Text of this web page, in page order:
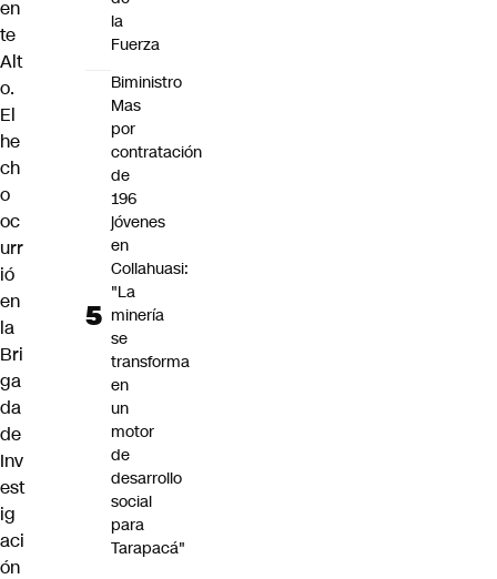
en
te
Alt
o.
El
he
ch
o
oc
urr
ió
en
la
Bri
ga
da
de
Inv
est
ig
aci
ón
la
Fuerza
Biministro
Mas
por
contratación
de
196
jóvenes
en
Collahuasi:
"La
minería
se
transforma
en
un
motor
de
desarrollo
social
para
Tarapacá"